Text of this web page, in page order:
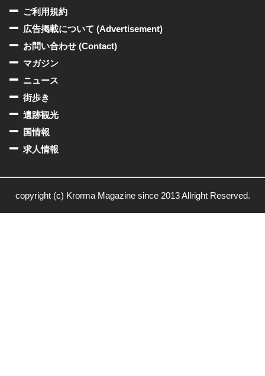
ご利用規約
広告掲載について (Advertisement)
お問い合わせ (Contact)
マガジン
ニュース
街歩き
遺跡観光
国情報
求人情報
copyright (c) Krorma Magazine since 2013 Allright Reserved.